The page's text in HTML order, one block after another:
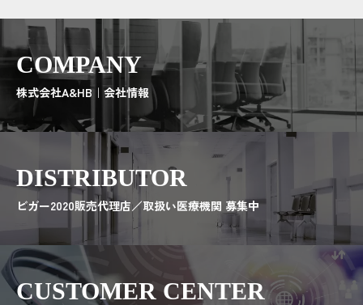
COMPANY
株式会社A&HB｜会社情報
DISTRIBUTOR
ビガー2020販売代理店／取扱い医療機関 募集中
CUSTOMER CENTER